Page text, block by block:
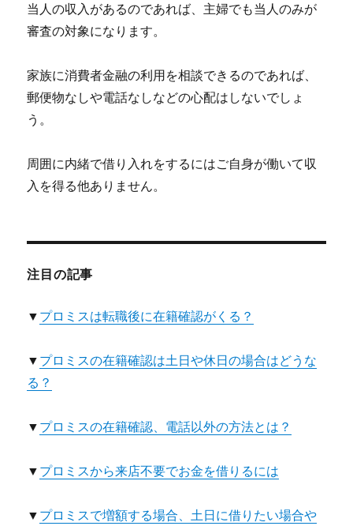
当人の収入があるのであれば、主婦でも当人のみが
審査の対象になります。
家族に消費者金融の利用を相談できるのであれば、
郵便物なしや電話なしなどの心配はしないでしょ
う。
周囲に内緒で借り入れをするにはご自身が働いて収
入を得る他ありません。
注目の記事
▼ プロミスは転職後に在籍確認がくる？
▼ プロミスの在籍確認は土日や休日の場合はどうな
る？
▼ プロミスの在籍確認、電話以外の方法とは？
▼ プロミスから来店不要でお金を借りるには
▼ プロミスで増額する場合、土日に借りたい場合や